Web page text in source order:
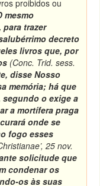
proibidos ou
mesmo
para trazer
decreto
livros que, por
(Conc. Trid. sess.
disse Nosso
memória; há que
o exige a
a mortífera praga
onde se
fogo esses
, 25 nov.
solicitude que
condenar os
os às suas